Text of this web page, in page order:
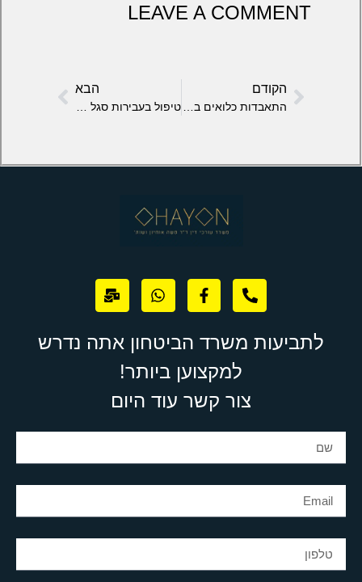
LEAVE A COMMENT
הקודם הבא
לתביעות משרד הביטחון אתה נדרש
למקצוען ביותר!
צור קשר עוד היום